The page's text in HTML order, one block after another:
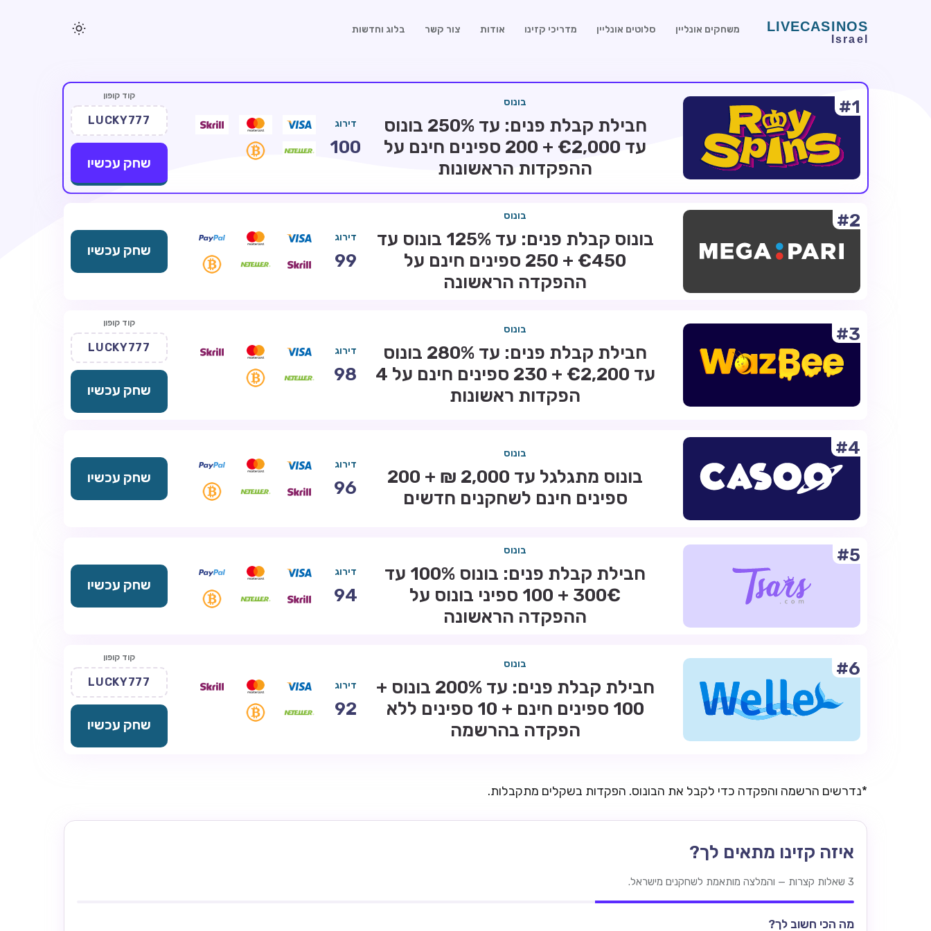
משחקים אונליין סלוטים אונליין מדריכי קזינו אודות צור קשר בלוג וחדשות
#1 בונוס
חבילת קבלת פנים: עד 250% בונוס
עד €2,000 + 200 ספינים חינם על
ההפקדות הראשונות
דירוג
100
קוד קופון
LUCKY777
שחק עכשיו
#2 בונוס
בונוס קבלת פנים: עד 125% בונוס עד
€450 + 250 ספינים חינם על
ההפקדה הראשונה
דירוג
99
שחק עכשיו
#3 בונוס
חבילת קבלת פנים: עד 280% בונוס
עד €2,200 + 230 ספינים חינם על 4
הפקדות ראשונות
דירוג
98
קוד קופון
LUCKY777
שחק עכשיו
#4 בונוס
בונוס מתגלגל עד 2,000 ₪ + 200
ספינים חינם לשחקנים חדשים
דירוג
96
שחק עכשיו
#5 בונוס
חבילת קבלת פנים: בונוס 100% עד
300€ + 100 ספיני בונוס על
ההפקדה הראשונה
דירוג
94
שחק עכשיו
#6 בונוס
חבילת קבלת פנים: עד 200% בונוס +
100 ספינים חינם + 10 ספינים ללא
הפקדה בהרשמה
דירוג
92
קוד קופון
LUCKY777
שחק עכשיו
*נדרשים הרשמה והפקדה כדי לקבל את הבונוס. הפקדות בשקלים מתקבלות.
איזה קזינו מתאים לך?
3 שאלות קצרות — והמלצה מותאמת לשחקנים מישראל.
מה הכי חשוב לך?